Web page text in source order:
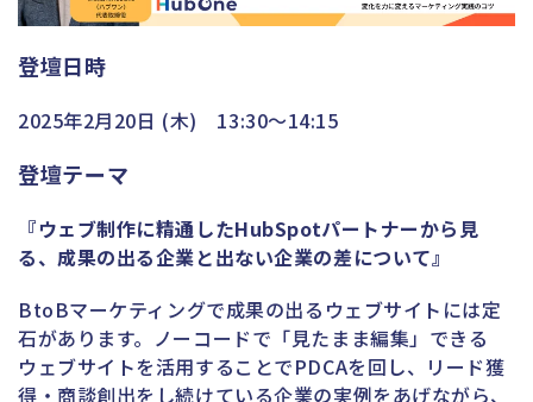
登壇日時
2025年2月20日 (木) 13:30〜14:15
登壇テーマ
『ウェブ制作に精通したHubSpotパートナーから見
る、成果の出る企業と出ない企業の差について』
BtoBマーケティングで成果の出るウェブサイトには定
石があります。ノーコードで「見たまま編集」できる
ウェブサイトを活用することでPDCAを回し、リード獲
得・商談創出をし続けている企業の実例をあげながら、